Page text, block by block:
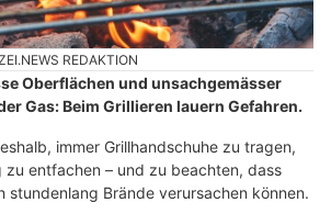
REDAKTION
Oberflächen und unsachgemässer
Gas: Beim Grillieren lauern Gefahren.
immer Grillhandschuhe zu tragen,
zu entfachen – und zu beachten, dass
stundenlang Brände verursachen können.